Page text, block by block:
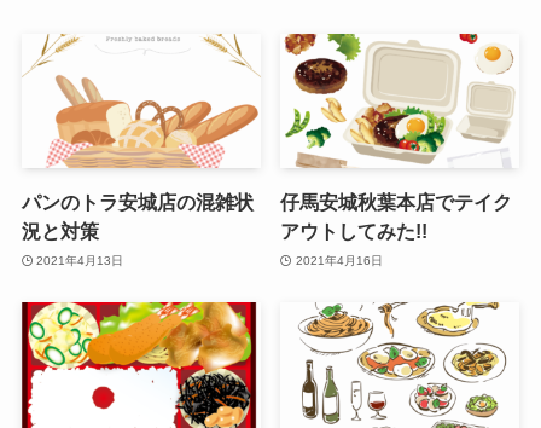
パンのトラ安城店の混雑状
況と対策
2021年4月13日
仔馬安城秋葉本店でテイク
アウトしてみた!!
2021年4月16日